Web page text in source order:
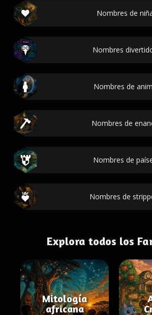
Nombres de
Nombres
Nombres de
Nombres de
Nombres de
Nombres de
Explora todos los
Mitología
africana